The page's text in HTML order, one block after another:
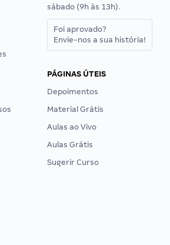
sábado (9h às 13h).
Foi aprovado?
Envie-nos a sua história!
PÁGINAS ÚTEIS
Depoimentos
Material Grátis
Aulas ao Vivo
Aulas Grátis
Sugerir Curso